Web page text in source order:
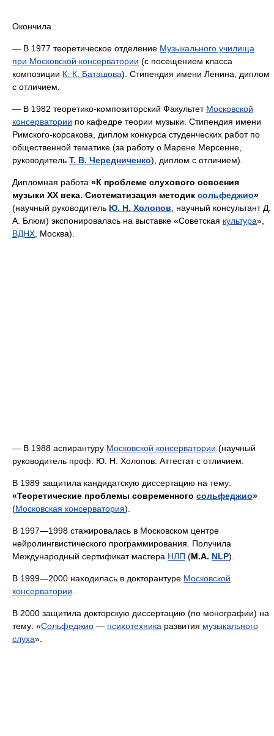
Окончила
— В 1977 теоретическое отделение Музыкального училища
при Московской консерватории (с посещением класса
композиции К. К. Баташова). Стипендия имени Ленина, диплом
с отличием.
— В 1982 теоретико-композиторский Факультет Московской
консерватории по кафедре теории музыки. Стипендия имени
Римского-корсакова, диплом конкурса студенческих работ по
общественной тематике (за работу о Марене Мерсенне,
руководитель Т. В. Чередниченко), диплом с отличием).
Дипломная работа «К проблеме слухового освоения
музыки XX века. Систематизация методик сольфеджио»
(научный руководитель Ю. Н. Холопов, научный консультант Д.
А. Блюм) экспонировалась на выставке «Советская культура»,
ВДНХ, Москва).
— В 1988 аспирантуру Московской консерватории (научный
руководитель проф. Ю. Н. Холопов. Аттестат с отличием.
В 1989 защитила кандидатскую диссертацию на тему:
«Теоретические проблемы современного сольфеджио»
(Московская консерватория).
В 1997—1998 стажировалась в Московском центре
нейролингвистического программирования. Получила
Международный сертификат мастера НЛП (M.A. NLP).
В 1999—2000 находилась в докторантуре Московской
консерватории.
В 2000 защитила докторскую диссертацию (по монографии) на
тему: «Сольфеджио — психотехника развития музыкального
слуха».